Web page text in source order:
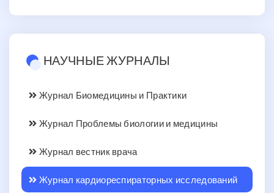
НАУЧНЫЕ ЖУРНАЛЫ
Журнал Биомедицины и Практики
Журнал Проблемы биологии и медицины
Журнал вестник врача
Журнал кардиореспираторных исследований